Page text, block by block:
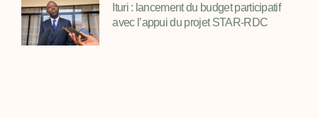
Ituri : lancement du budget participatif
avec l’appui du projet STAR-RDC